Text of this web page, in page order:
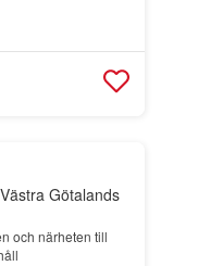
Götalands
och närheten till